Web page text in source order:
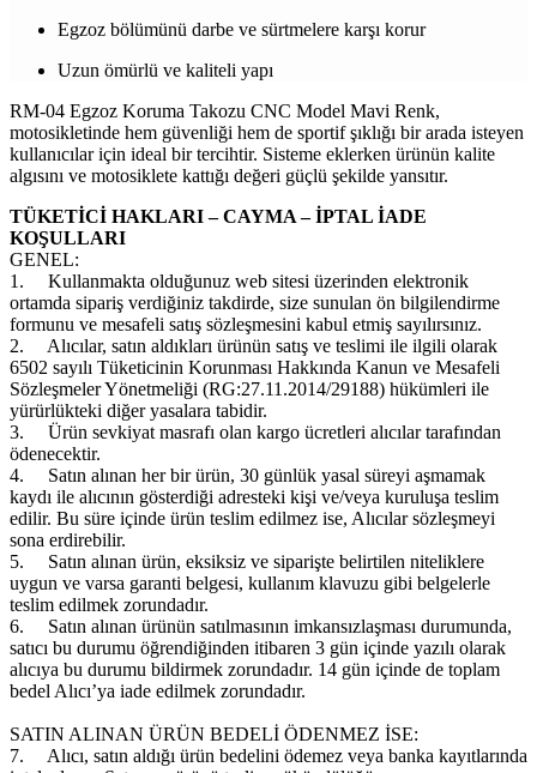
Egzoz bölümünü darbe ve sürtmelere karşı korur
Uzun ömürlü ve kaliteli yapı
RM-04 Egzoz Koruma Takozu CNC Model Mavi Renk,
motosikletinde hem güvenliği hem de sportif şıklığı bir arada isteyen
kullanıcılar için ideal bir tercihtir. Sisteme eklerken ürünün kalite
algısını ve motosiklete kattığı değeri güçlü şekilde yansıtır.
TÜKETİCİ HAKLARI – CAYMA – İPTAL İADE
KOŞULLARI
GENEL:
1.
Kullanmakta olduğunuz web sitesi üzerinden elektronik
ortamda sipariş verdiğiniz takdirde, size sunulan ön bilgilendirme
formunu ve mesafeli satış sözleşmesini kabul etmiş sayılırsınız.
2.
Alıcılar, satın aldıkları ürünün satış ve teslimi ile ilgili olarak
6502 sayılı Tüketicinin Korunması Hakkında Kanun ve Mesafeli
Sözleşmeler Yönetmeliği (RG:27.11.2014/29188) hükümleri ile
yürürlükteki diğer yasalara tabidir.
3.
Ürün sevkiyat masrafı olan kargo ücretleri alıcılar tarafından
ödenecektir.
4.
Satın alınan her bir ürün, 30 günlük yasal süreyi aşmamak
kaydı ile alıcının gösterdiği adresteki kişi ve/veya kuruluşa teslim
edilir. Bu süre içinde ürün teslim edilmez ise, Alıcılar sözleşmeyi
sona erdirebilir.
5.
Satın alınan ürün, eksiksiz ve siparişte belirtilen niteliklere
uygun ve varsa garanti belgesi, kullanım klavuzu gibi belgelerle
teslim edilmek zorundadır.
6.
Satın alınan ürünün satılmasının imkansızlaşması durumunda,
satıcı bu durumu öğrendiğinden itibaren 3 gün içinde yazılı olarak
alıcıya bu durumu bildirmek zorundadır. 14 gün içinde de toplam
bedel Alıcı’ya iade edilmek zorundadır.
SATIN ALINAN ÜRÜN BEDELİ ÖDENMEZ İSE:
7.
Alıcı, satın aldığı ürün bedelini ödemez veya banka kayıtlarında